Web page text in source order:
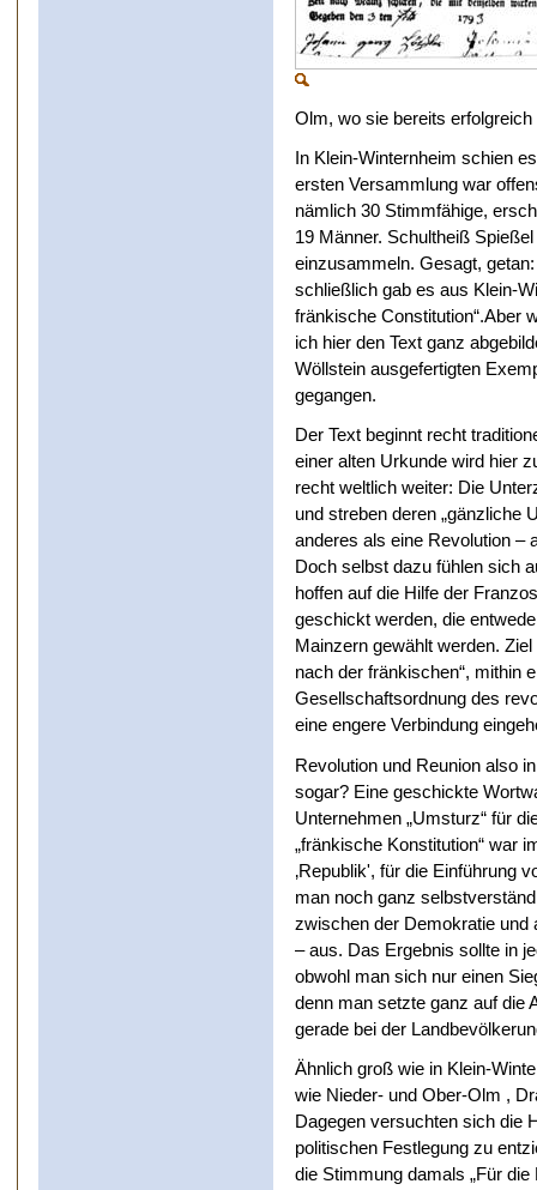
Olm, wo sie bereits
In Klein-Winternheim schien
ersten Versammlung war
nämlich 30 Stimmfähige,
19 Männer. Schultheiß
einzusammeln. Gesagt,
schließlich gab es aus Klein-
fränkische Constitution“.Aber
ich hier den Text ganz
Wöllstein ausgefertigten
gegangen.
Der Text beginnt recht
einer alten Urkunde wird hier
recht weltlich weiter: Die
und streben deren „gänzliche
anderes als eine Revolution –
Doch selbst dazu fühlen sich
hoffen auf die Hilfe der
geschickt werden, die
Mainzern gewählt werden.
nach der fränkischen“, mithin
Gesellschaftsordnung des
eine engere Verbindung
Revolution und Reunion also
sogar? Eine geschickte
Unternehmen „Umsturz“ für
„fränkische Konstitution“ war
‚Republik', für die Einführung
man noch ganz
zwischen der Demokratie und
– aus. Das Ergebnis sollte in
obwohl man sich nur einen
denn man setzte ganz auf die
gerade bei der
Ähnlich groß wie in Klein-
wie Nieder- und Ober-Olm ,
Dagegen versuchten sich die
politischen Festlegung zu
die Stimmung damals „Für